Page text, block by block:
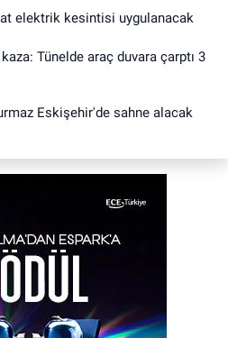
elektrik kesintisi uygulanacak
Tünelde araç duvara çarptı 3
Eskişehir'de sahne alacak